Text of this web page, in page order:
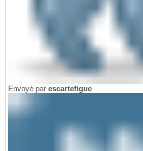
Envoyé par escartefigue